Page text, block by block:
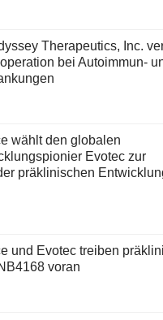
Therapeutics, Inc.
bei Autoimmun-
wählt den globalen
Evotec zur
präklinischen
und Evotec treiben
voran